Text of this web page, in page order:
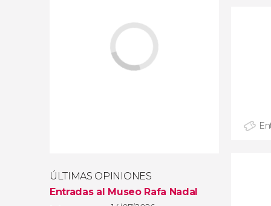
ÚLTIMAS OPINIONES
Entradas al Museo Rafa Nadal